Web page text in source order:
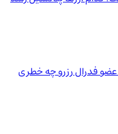
فدرال رزرو چه خطری